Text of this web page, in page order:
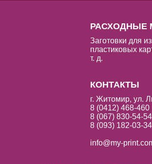
РАСХОДНЫЕ
Заготовки для
пластиковых
т. д.
КОНТАКТЫ
г. Житомир, ул.
8 (0412) 468-460
8 (067) 830-54-54
8 (093) 182-03-34
info@my-